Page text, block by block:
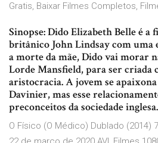
Gratis, Baixar Filmes Completos,
Sinopse: Dido Elizabeth Belle é a
britânico John Lindsay com uma
a morte da mãe, Dido vai morar
Lorde Mansfield, para ser criada
aristocracia. A jovem se
Davinier, mas esse
preconceitos da sociedade inglesa.
O Físico (O Médico) Dublado (2014)